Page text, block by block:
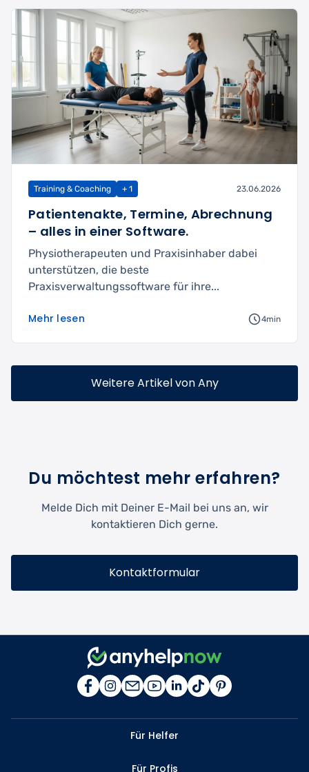
Training & Coaching + 1 23.06.2026
Patientenakte, Termine, Abrechnung
– alles in einer Software.
Physiotherapeuten und Praxisinhaber dabei
unterstützen, die beste
Praxisverwaltungssoftware für ihre...
Mehr lesen 4min
Weitere Artikel von Any
Du möchtest mehr erfahren?
Melde Dich mit Deiner E-Mail bei uns an, wir
kontaktieren Dich gerne.
Kontaktformular
Für Helfer
Für Profis